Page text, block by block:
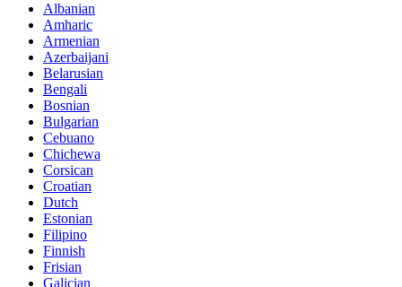
Albanian
Amharic
Armenian
Azerbaijani
Belarusian
Bengali
Bosnian
Bulgarian
Cebuano
Chichewa
Corsican
Croatian
Dutch
Estonian
Filipino
Finnish
Frisian
Galician